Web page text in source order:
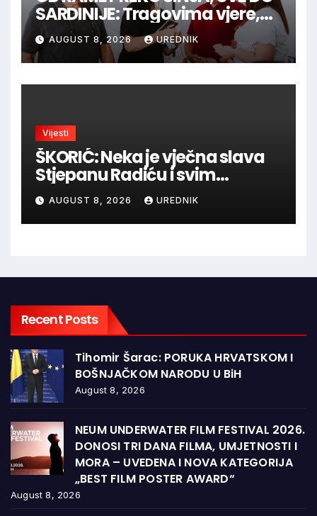
SARDINIJE: Tragovima vjere,
povijesti i viteške tradicije
AUGUST 8, 2026 UREDNIK
Vijesti
ŠKORIĆ: Neka je vječna slava
Stjepanu Radiću i svim
hrvatskim velikanima, a
vječna zahvalnost hrvatskim
braniteljima
AUGUST 8, 2026 UREDNIK
Recent Posts
Tihomir Šarac: PORUKA HRVATSKOM I
BOŠNJAČKOM NARODU U BiH
August 8, 2026
NEUM UNDERWATER FILM FESTIVAL 2026.
DONOSI TRI DANA FILMA, UMJETNOSTI I
MORA – UVEDENA I NOVA KATEGORIJA
„BEST FILM POSTER AWARD“
August 8, 2026